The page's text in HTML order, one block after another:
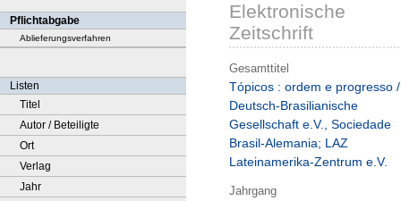
Pflichtabgabe
Ablieferungsverfahren
Listen
Titel
Autor / Beteiligte
Ort
Verlag
Jahr
Elektronische
Zeitschrift
Gesamttitel
Tópicos : ordem e progresso /
Deutsch-Brasilianische
Gesellschaft e.V., Sociedade
Brasil-Alemania; LAZ
Lateinamerika-Zentrum e.V.
Jahrgang